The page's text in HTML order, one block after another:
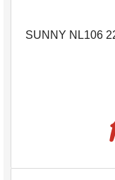
SUNNY NL106